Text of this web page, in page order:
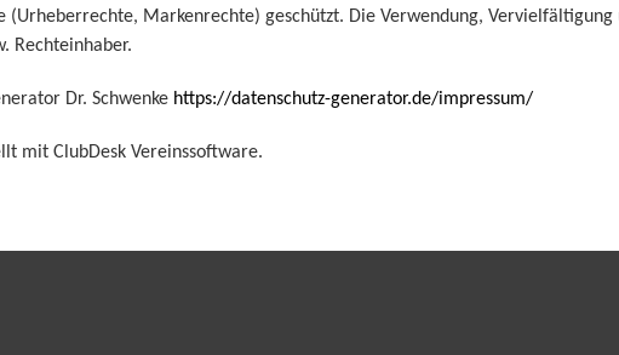
(Urheberrechte, Markenrechte) geschützt. Die Verwendung,
Rechteinhaber.
Dr. Schwenke https://datenschutz-generator.de/impressum/
mit ClubDesk Vereinssoftware.